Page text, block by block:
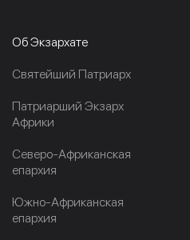
Об Экзархате
Cвятейший Патриарх
Патриарший Экзарх
Африки
Северо-Африканская
епархия
Южно-Африканская
епархия